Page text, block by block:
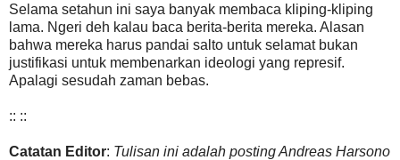
Selama setahun ini saya banyak membaca kliping-kliping
lama. Ngeri deh kalau baca berita-berita mereka. Alasan
bahwa mereka harus pandai salto untuk selamat bukan
justifikasi untuk membenarkan ideologi yang represif.
Apalagi sesudah zaman bebas.
:: ::
Catatan Editor: Tulisan ini adalah posting Andreas Harsono